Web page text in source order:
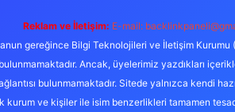
Reklam ve İletişim: E-mail:
gereğince Bilgi Teknolojileri ve İletişim
Ancak, üyelerimiz yazdıkları
bulunmamaktadır. Sitede yalnızca kendi
kurum ve kişiler ile isim benzerlikleri tamamen